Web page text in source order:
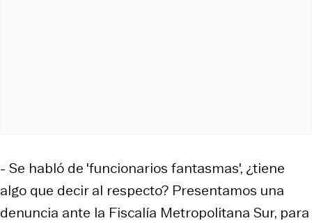
- Se habló de 'funcionarios fantasmas', ¿tiene
algo que decir al respecto? Presentamos una
denuncia ante la Fiscalía Metropolitana Sur, para